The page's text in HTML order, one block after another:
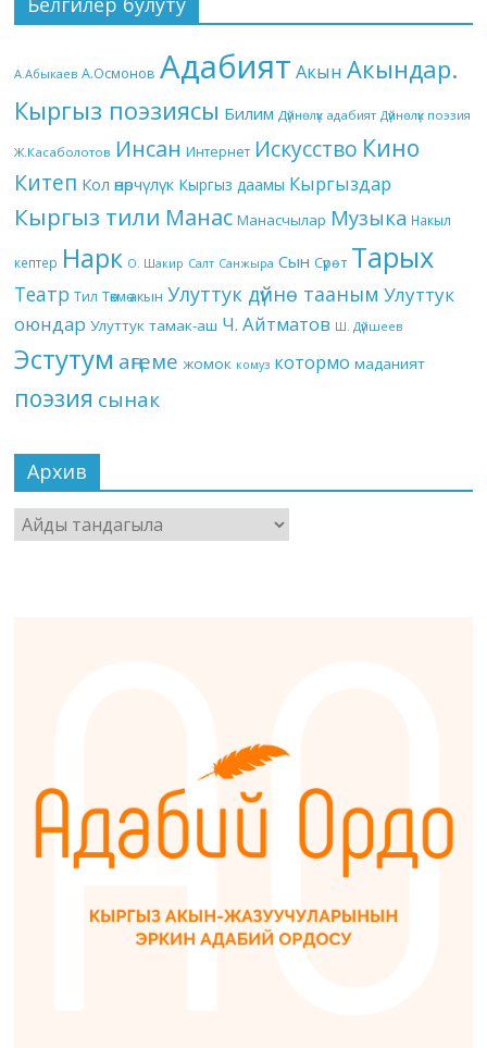
А.Абыкаев А.Осмонов Адабият Акын Акындар.
Кыргыз поэзиясы Билим Дүйнөлүк адабият Дүйнөлүк поэзия
Ж.Касаболотов Инсан Интернет Искусство Кино
Китеп Кол өнөрчүлүк Кыргыз даамы Кыргыздар
Кыргыз тили Манас Манасчылар Музыка Накыл
кептер Нарк О. Шакир Салт Санжыра Сын Сүрөт Тарых
Театр Тил Төкмө акын Улуттук дүйнө тааным Улуттук
оюндар Улуттук тамак-аш Ч. Айтматов Ш. Дүйшеев
Эстутум аңгеме жомок комуз котормо маданият
поэзия сынак
Архив
Архив